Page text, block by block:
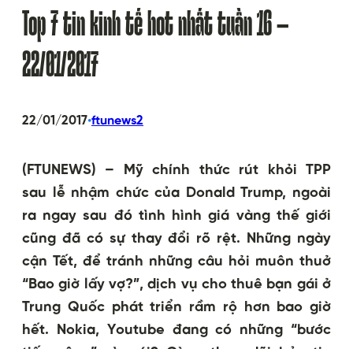
Top 7 tin kinh tế hot nhất tuần 16 –
22/01/2017
22/01/2017•ftunews2
(FTUNEWS) – Mỹ chính thức rút khỏi TPP
sau lễ nhậm chức của Donald Trump, ngoài
ra ngay sau đó tình hình giá vàng thế giới
cũng đã có sự thay đổi rõ rệt. Những ngày
cận Tết, để tránh những câu hỏi muôn thuở
“Bao giờ lấy vợ?”, dịch vụ cho thuê bạn gái ở
Trung Quốc phát triển rầm rộ hơn bao giờ
hết. Nokia, Youtube đang có những “bước